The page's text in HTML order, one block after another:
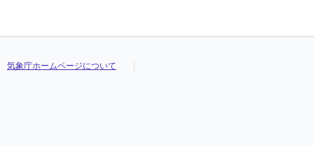
気象庁ホームページについて